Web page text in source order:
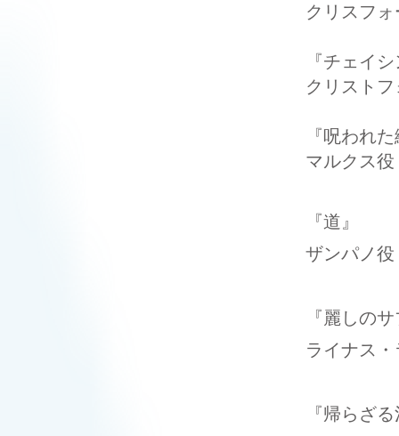
クリス
『チェイ
クリスト
『呪われ
マルクス役
​『道』
ザンパノ役
『麗しの
ライナス
『帰らざ